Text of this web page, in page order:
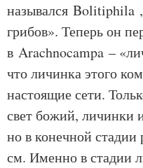
назывался Bolitiphila
грибов». Теперь он
в Arachnocampa –
что личинка этого
настоящие сети.
свет божий, личинки
но в конечной стадии
см. Именно в стадии